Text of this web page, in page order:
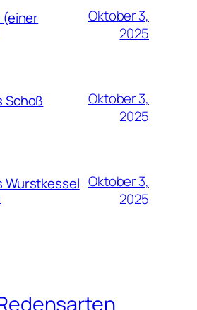
(einer
Oktober 3,
2025
Schoß
Oktober 3,
2025
Wurstkessel Oktober 3,
2025